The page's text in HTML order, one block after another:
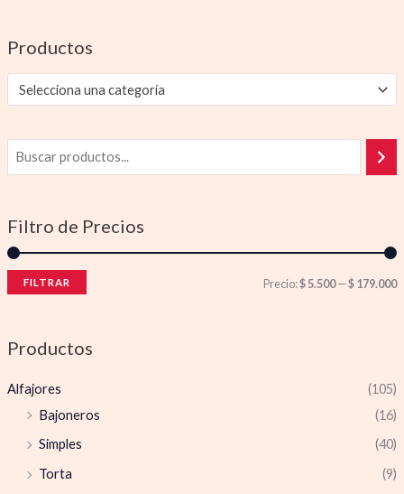
Productos
Selecciona una categoría
Filtro de Precios
FILTRAR Precio:$ 5.500—$ 179.000
Productos
Alfajores
(105)
Bajoneros
(16)
Simples
(40)
Torta
(9)